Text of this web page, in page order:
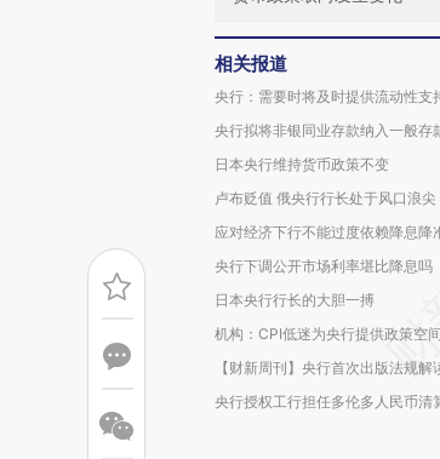
相关报道
央行：需要时将及时提供流动性支
央行拟将非银同业存款纳入一般存
日本央行维持货币政策不变
卢布贬值 俄央行行长处于风口浪尖
应对经济下行不能过度依赖降息降
央行下调公开市场利率堪比降息吗
日本央行行长的大胆一搏
机构：CPI低迷为央行提供政策空间
【财新周刊】央行首次出版法规解
央行授权工行担任多伦多人民币清